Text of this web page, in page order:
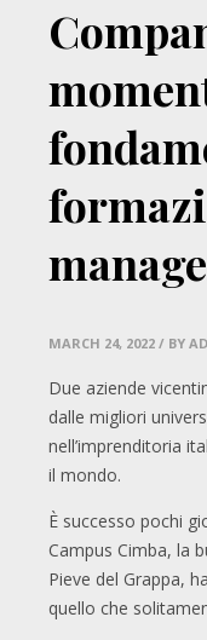
MARCH 24, 2022 / BY
Due aziende
dalle migliori
nell’imprenditoria
il mondo.
È successo pochi
Campus Cimba, la
Pieve del Grappa,
quello che